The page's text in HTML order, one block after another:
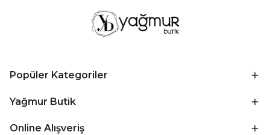
Popüler Kategoriler
Yağmur Butik
Online Alışveriş